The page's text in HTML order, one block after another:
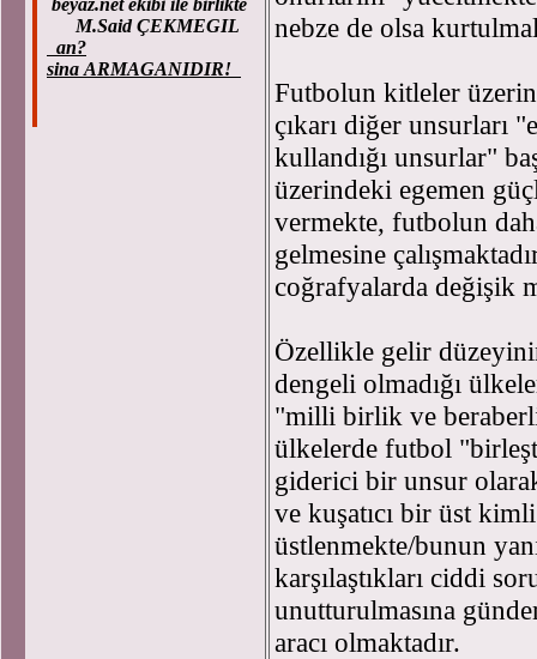
beyaz.net ekibi ile birlikte
M.Said ÇEKMEGIL
an?
sina ARMAGANIDIR!
nebze de olsa
Futbolun kitleler
çıkarı diğer unsurları
kullandığı unsurlar"
üzerindeki egemen
vermekte, futbolun
gelmesine
coğrafyalarda değişik
Özellikle gelir
dengeli olmadığı
"milli birlik ve
ülkelerde futbol
giderici bir unsur
ve kuşatıcı bir üst
üstlenmekte/bunun
karşılaştıkları ciddi
unutturulmasına
aracı olmaktadır.